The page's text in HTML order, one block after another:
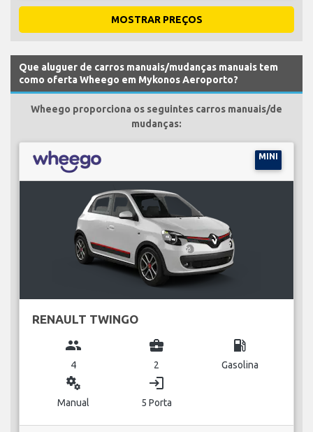
MOSTRAR PREÇOS
Que aluguer de carros manuais/mudanças manuais tem
como oferta Wheego em Mykonos Aeroporto?
Wheego proporciona os seguintes carros manuais/de
mudanças:
MINI
RENAULT TWINGO
group
4
business_center
2
local_gas_station
Gasolina
miscellaneous_services
Manual
login
5 Porta